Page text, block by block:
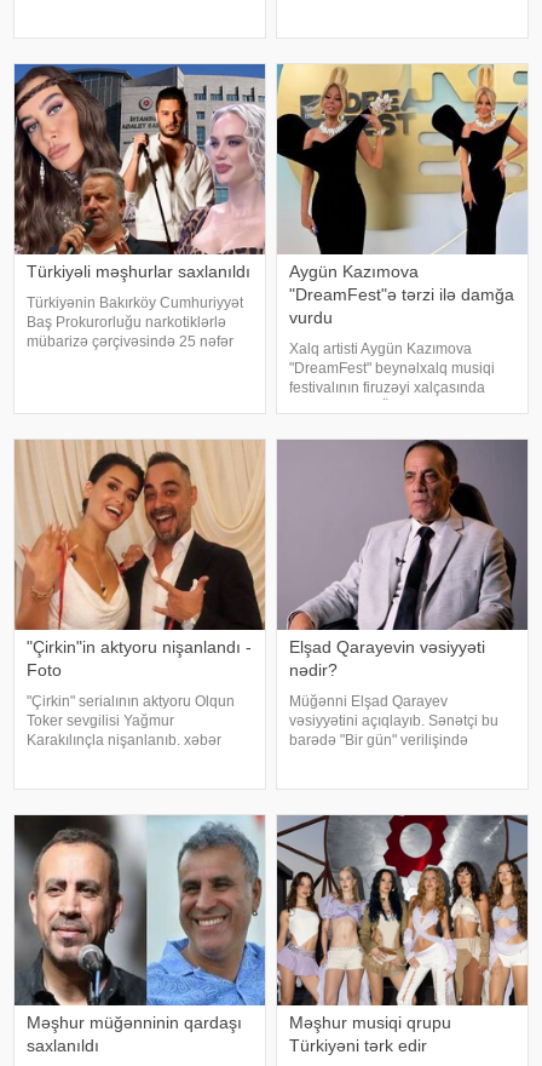
izləyicilərin marağına səbəb olub
qidalandım, nə düzgün yatdım.
Gördü
Türkiyəli məşhurlar saxlanıldı
Türkiyənin Bakırköy Cumhuriyyət
Baş Prokurorluğu narkotiklərlə
mübarizə çərçivəsində 25 nəfər
Əməliyya
Aygün Kazımova
"DreamFest"ə tərzi ilə damğa
vurdu
Xalq artisti Aygün Kazımova
"DreamFest" beynəlxalq musiqi
festivalının firuzəyi xalçasında
vurub. Pop kraliça zövqlü geyimi
və fərqli saç düzümü il
"Çirkin"in aktyoru nişanlandı -
Foto
"Çirkin" serialının aktyoru Olqun
Toker sevgilisi Yağmur
Karakılınçla nişanlanıb. xəbər
Polatoğulları və Mustaf
Elşad Qarayevin vəsiyyəti
nədir?
Müğənni Elşad Qarayev
vəsiyyətini açıqlayıb. Sənətçi bu
barədə "Bir gün" verilişində
köçəcəyik. Amma köçməyin d
Məşhur müğənninin qardaşı
saxlanıldı
Məşhur musiqi qrupu
Türkiyəni tərk edir